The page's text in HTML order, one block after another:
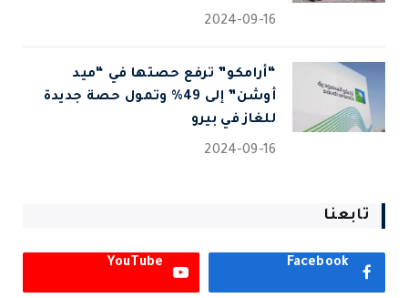
2024-09-16
“أرامكو” ترفع حصتها في “ميد
أوشن” إلى 49% وتمول حصة جديدة
للغاز في بيرو
2024-09-16
تابعنا
Facebook
YouTube